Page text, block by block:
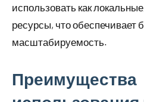
использовать как
ресурсы, что обеспечивает
масштабируемость.
Преимущества